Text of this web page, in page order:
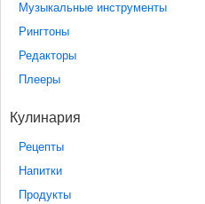
Музыкальные инструменты
Рингтоны
Редакторы
Плееры
Кулинария
Рецепты
Напитки
Продукты